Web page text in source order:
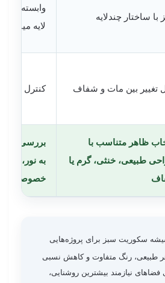
با ساختار چندلایه
وابسته به
لایه میانی
تغییر بین مات و شفاف کنترل دید
ظاهر متناسب با
طبیعی، خنثی، گرم یا
بررسی نیاز
به نور، دید
خصوصی
سکوریت سبز برای پروژه‌هایی
طبیعی، رنگ متفاوت و کاهش نسبی
فضاهای نیازمند بیشترین روشنایی،